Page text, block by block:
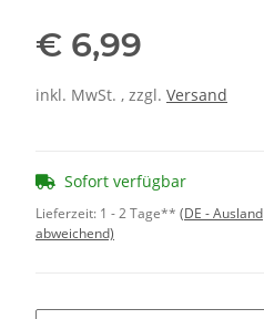
€ 6,99
inkl. MwSt. , zzgl. Versand
Sofort verfügbar
Lieferzeit: 1 - 2 Tage** (DE - Ausland
abweichend)